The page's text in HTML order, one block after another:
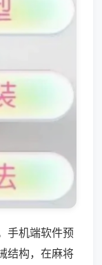
手机端软件预
结构，在麻将